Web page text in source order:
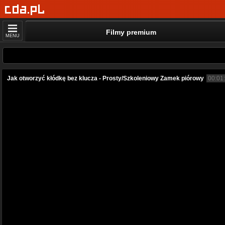
MENU Filmy premium
Jak otworzyć kłódkę bez klucza - Prosty/Szkoleniowy Zamek piórowy